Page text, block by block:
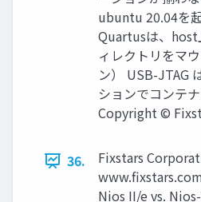
ubuntu 20.04を
Quartusは、host
ィレクトリをマ
ン） USB-JTAG
ションでコンテ
Copyright ©
36.
Fixstars
Nios II/e vs.